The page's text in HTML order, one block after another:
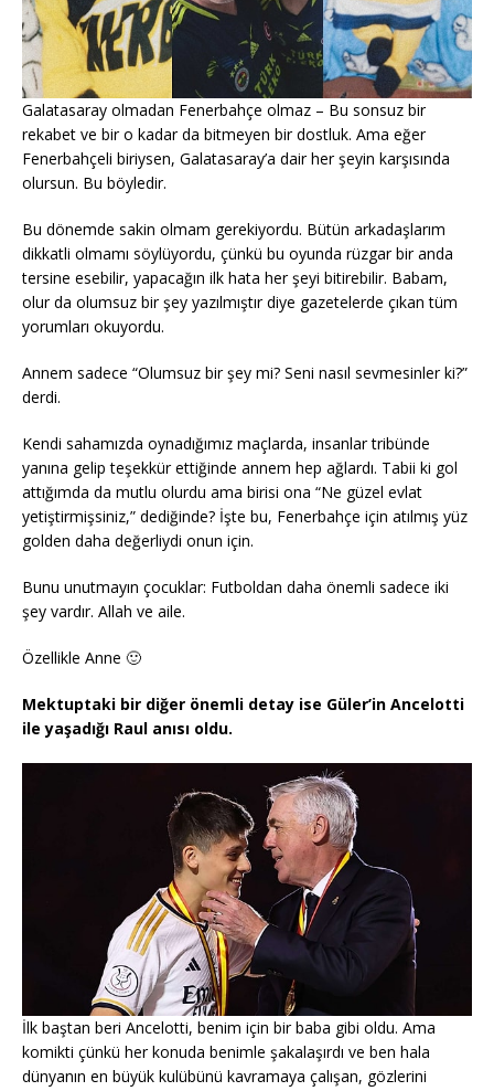
Galatasaray olmadan Fenerbahçe olmaz – Bu sonsuz bir
rekabet ve bir o kadar da bitmeyen bir dostluk. Ama eğer
Fenerbahçeli biriysen, Galatasaray’a dair her şeyin karşısında
olursun. Bu böyledir.
Bu dönemde sakin olmam gerekiyordu. Bütün arkadaşlarım
dikkatli olmamı söylüyordu, çünkü bu oyunda rüzgar bir anda
tersine esebilir, yapacağın ilk hata her şeyi bitirebilir. Babam,
olur da olumsuz bir şey yazılmıştır diye gazetelerde çıkan tüm
yorumları okuyordu.
Annem sadece “Olumsuz bir şey mi? Seni nasıl sevmesinler ki?”
derdi.
Kendi sahamızda oynadığımız maçlarda, insanlar tribünde
yanına gelip teşekkür ettiğinde annem hep ağlardı. Tabii ki gol
attığımda da mutlu olurdu ama birisi ona “Ne güzel evlat
yetiştirmişsiniz,” dediğinde? İşte bu, Fenerbahçe için atılmış yüz
golden daha değerliydi onun için.
Bunu unutmayın çocuklar: Futboldan daha önemli sadece iki
şey vardır. Allah ve aile.
Özellikle Anne 🙂
Mektuptaki bir diğer önemli detay ise Güler’in Ancelotti
ile yaşadığı Raul anısı oldu.
İlk baştan beri Ancelotti, benim için bir baba gibi oldu. Ama
komikti çünkü her konuda benimle şakalaşırdı ve ben hala
dünyanın en büyük kulübünü kavramaya çalışan, gözlerini